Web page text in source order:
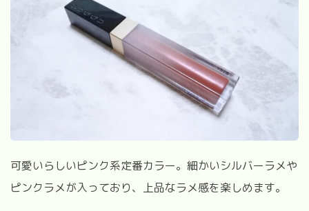
可愛いらしいピンク系定番カラー。細かいシルバーラメや
ピンクラメが入っており、上品なラメ感を楽しめます。